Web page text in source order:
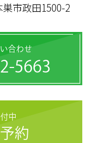
市政田1500-2
合わせ
5663
中
約